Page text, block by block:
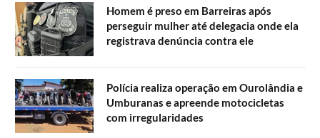
Homem é preso em Barreiras após
perseguir mulher até delegacia onde ela
registrava denúncia contra ele
Polícia realiza operação em Ourolândia e
Umburanas e apreende motocicletas
com irregularidades